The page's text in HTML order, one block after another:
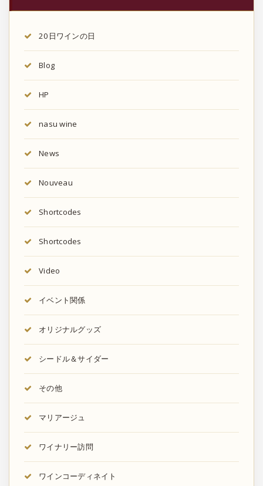
20日ワインの日
Blog
HP
nasu wine
News
Nouveau
Shortcodes
Shortcodes
Video
イベント関係
オリジナルグッズ
シードル＆サイダー
その他
マリアージュ
ワイナリー訪問
ワインコーディネイト